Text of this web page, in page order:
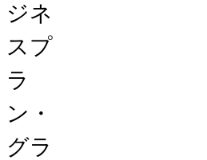
ジネ
スプ
ラ
ン・
グラ